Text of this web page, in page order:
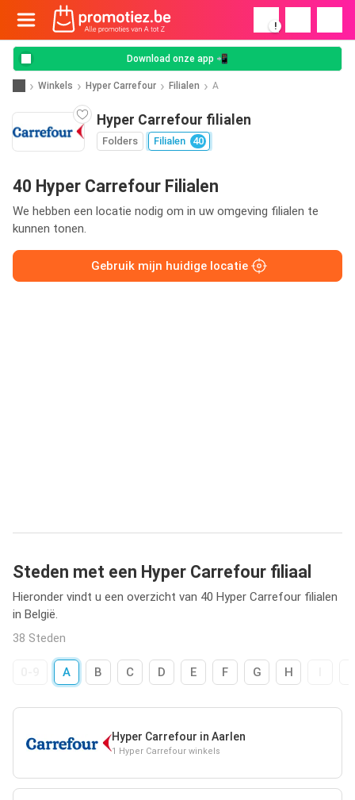
!
Download onze app 📲
Winkels Hyper Carrefour Filialen A
Hyper Carrefour filialen
Folders Filialen 40
40 Hyper Carrefour Filialen
We hebben een locatie nodig om in uw omgeving filialen te
kunnen tonen.
Gebruik mijn huidige locatie
Steden met een Hyper Carrefour filiaal
Hieronder vindt u een overzicht van 40 Hyper Carrefour filialen
in België.
38 Steden
A B C D E F G H
Hyper Carrefour in Aarlen
1 Hyper Carrefour winkels